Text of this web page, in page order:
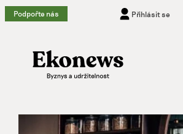
Přeskočit
na
Podpořte nás Přihlásit se